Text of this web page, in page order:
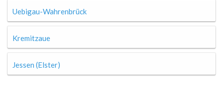
Uebigau-Wahrenbrück
Kremitzaue
Jessen (Elster)